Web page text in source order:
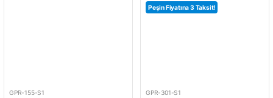
GPR-155-S1
Peşin Fiyatına 3 Taksit!
GPR-301-S1